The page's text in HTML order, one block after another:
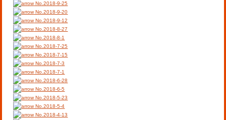
No.2018-9-25
No.2018-9-20
No.2018-9-12
No.2018-8-27
No.2018-8-1
No.2018-7-25
No.2018-7-15
No.2018-7-3
No.2018-7-1
No.2018-6-28
No.2018-6-5
No.2018-5-23
No.2018-5-4
No.2018-4-13